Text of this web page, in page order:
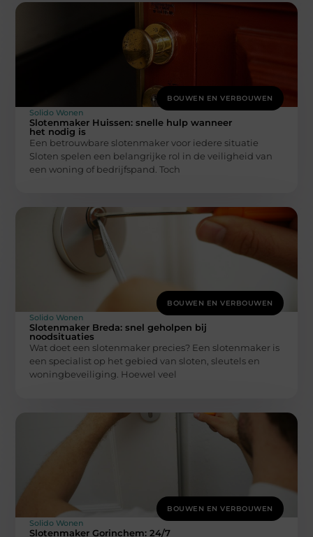
BOUWEN EN VERBOUWEN
Solido Wonen
Slotenmaker Huissen: snelle hulp wanneer
het nodig is
Een betrouwbare slotenmaker voor iedere situatie
Sloten spelen een belangrijke rol in de veiligheid van
een woning of bedrijfspand. Toch
BOUWEN EN VERBOUWEN
Solido Wonen
Slotenmaker Breda: snel geholpen bij
noodsituaties
Wat doet een slotenmaker precies? Een slotenmaker is
een specialist op het gebied van sloten, sleutels en
woningbeveiliging. Hoewel veel
BOUWEN EN VERBOUWEN
Solido Wonen
Slotenmaker Gorinchem: 24/7